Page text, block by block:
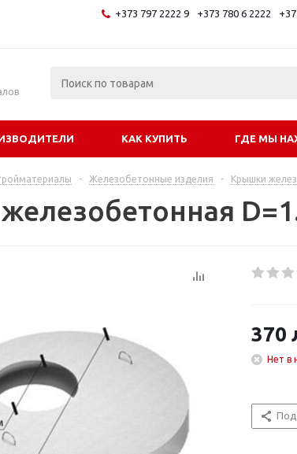
+373 797 2222 9 +373 780 6 2222
КАК КУПИТЬ ГДЕ МЫ
- Железобетонные изделия - Крышки
370
Нет в